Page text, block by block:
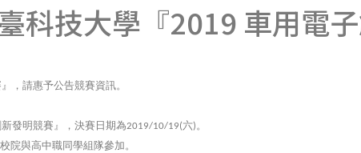
科技大學『2019 車用電子
，請惠予公告競賽資訊。
發明競賽』，決賽日期為2019/10/19(六)。
院與高中職同學組隊參加。